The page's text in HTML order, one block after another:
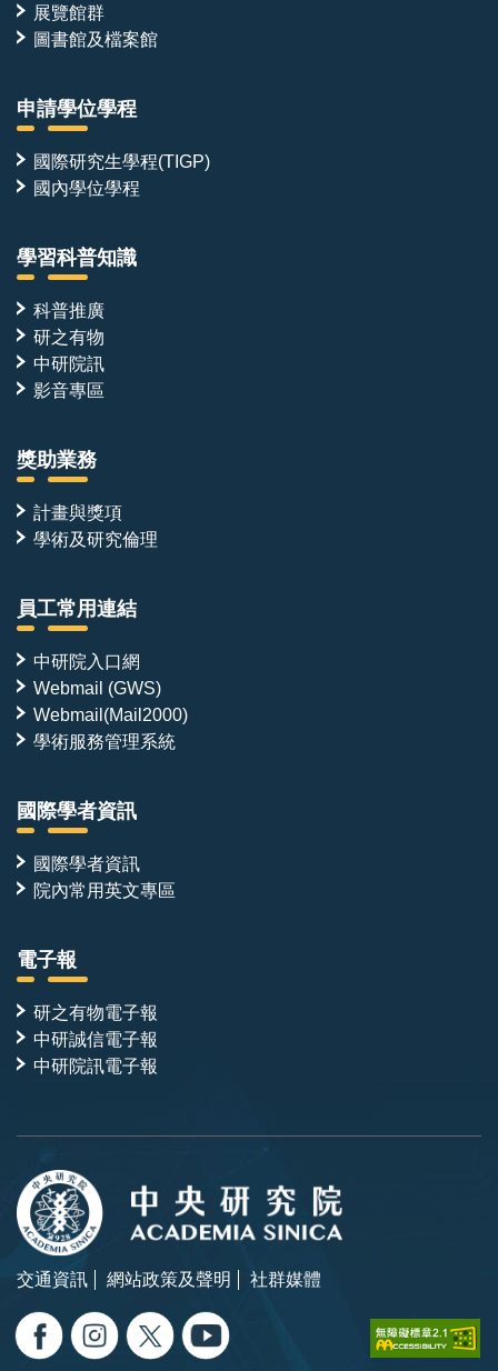
展覽館群
圖書館及檔案館
申請學位學程
國際研究生學程(TIGP)
國內學位學程
學習科普知識
科普推廣
研之有物
中研院訊
影音專區
獎助業務
計畫與獎項
學術及研究倫理
員工常用連結
中研院入口網
Webmail (GWS)
Webmail(Mail2000)
學術服務管理系統
國際學者資訊
國際學者資訊
院內常用英文專區
電子報
研之有物電子報
中研誠信電子報
中研院訊電子報
交通資訊 網站政策及聲明 社群媒體